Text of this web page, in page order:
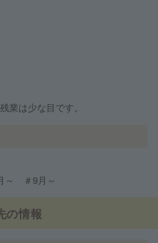
業は少な目です。
～ ＃9月～
の情報